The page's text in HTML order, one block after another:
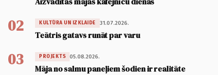
02 KULTŪRA UN IZKLAIDE 31.07.2026.
Teātris gatavs runāt par varu
03 PROJEKTS 05.08.2026.
Māja no salmu paneļiem šodien ir realitāte